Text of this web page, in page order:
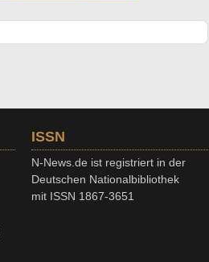
ISSN
N-News.de ist registriert in der
Deutschen Nationalbibliothek
mit ISSN 1867-3651